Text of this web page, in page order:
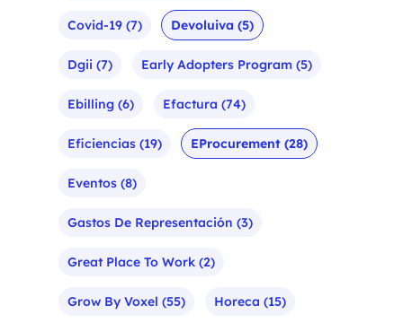
Covid-19 (7) Devoluiva (5)
Dgii (7) Early Adopters Program (5)
Ebilling (6) Efactura (74)
Eficiencias (19) EProcurement (28)
Eventos (8)
Gastos De Representación (3)
Great Place To Work (2)
Grow By Voxel (55) Horeca (15)